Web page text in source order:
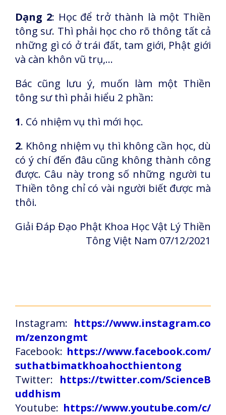
Dạng 2: Học để trở thành là một Thiền
tông sư. Thì phải học cho rõ thông tất cả
những gì có ở trái đất, tam giới, Phật giới
và càn khôn vũ trụ,...
Bác cũng lưu ý, muốn làm một Thiền
tông sư thì phải hiểu 2 phần:
1. Có nhiệm vụ thì mới học.
2. Không nhiệm vụ thì không cần học, dù
có ý chí đến đâu cũng không thành công
được. Câu này trong số những người tu
Thiền tông chỉ có vài người biết được mà
thôi.
Giải Đáp Đạo Phật Khoa Học Vật Lý Thiền
Tông Việt Nam 07/12/2021
Instagram: https://www.instagram.co
m/zenzongmt
Facebook: https://www.facebook.com/
suthatbimatkhoahocthientong
Twitter: https://twitter.com/ScienceB
uddhism
Youtube: https://www.youtube.com/c/